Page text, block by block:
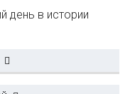
день в истории